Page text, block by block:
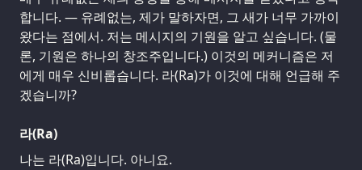
합니다. — 유례없는, 제가 말하자면, 그 새가 너무 가까이
왔다는 점에서. 저는 메시지의 기원을 알고 싶습니다. (물
론, 기원은 하나의 창조주입니다.) 이것의 메커니즘은 저
에게 매우 신비롭습니다. 라(Ra)가 이것에 대해 언급해 주
겠습니까?
라(Ra)
나는 라(Ra)입니다. 아니요.